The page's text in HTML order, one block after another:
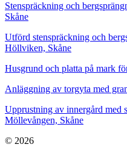
Stenspräckning och
Skåne
Utförd stenspräckning och
Höllviken, Skåne
Husgrund och platta på mark
Anläggning av torgyta med
Upprustning av innergård med
Möllevången, Skåne
© 2026